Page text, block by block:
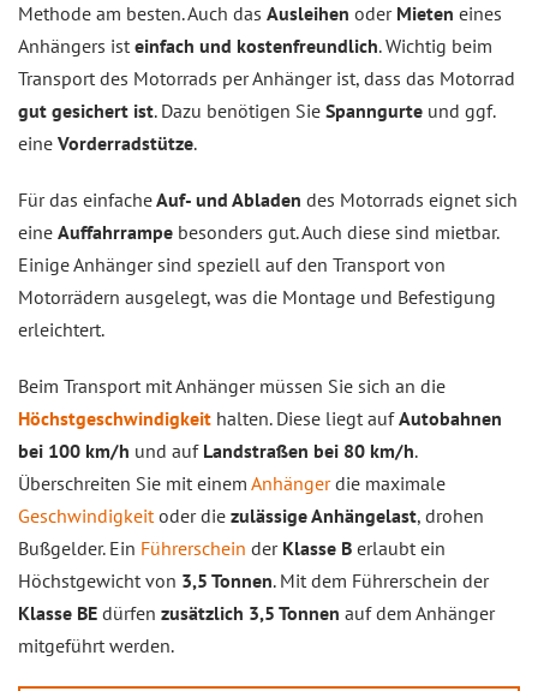
Methode am besten. Auch das Ausleihen oder Mieten eines
Anhängers ist einfach und kostenfreundlich. Wichtig beim
Transport des Motorrads per Anhänger ist, dass das Motorrad
gut gesichert ist. Dazu benötigen Sie Spanngurte und ggf.
eine Vorderradstütze.
Für das einfacheAuf- und Abladen des Motorrads eignet sich
eine Auffahrrampe besonders gut. Auch diese sind mietbar.
Einige Anhänger sind speziell auf den Transport von
Motorrädern ausgelegt, was die Montage und Befestigung
erleichtert.
Beim Transport mit Anhänger müssen Sie sich an die
Höchstgeschwindigkeit halten. Diese liegt aufAutobahnen
bei 100 km/h und auf Landstraßen bei 80 km/h.
Überschreiten Sie mit einem Anhängerdie maximale
Geschwindigkeitoder die zulässige Anhängelast, drohen
Bußgelder. Ein Führerschein der Klasse B erlaubt ein
Höchstgewicht von 3,5 Tonnen. Mit dem Führerschein der
Klasse BE dürfen zusätzlich 3,5 Tonnen auf dem Anhänger
mitgeführt werden.